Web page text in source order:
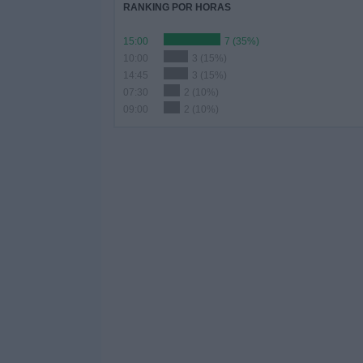
RANKING POR HORAS
15:00
7 (35%)
3 (15%)
14:45
3 (15%)
07:30
2 (10%)
09:00
2 (10%)